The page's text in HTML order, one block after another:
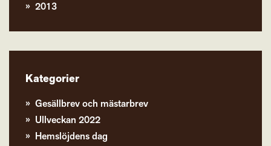
2013
Kategorier
Gesällbrev och mästarbrev
Ullveckan 2022
Hemslöjdens dag